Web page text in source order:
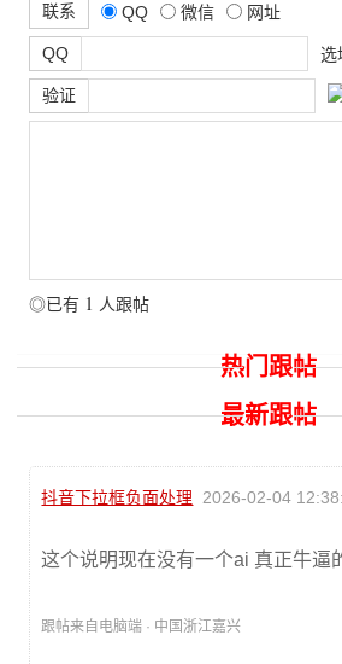
联系 QQ 微信 网址
QQ 选
验证
◎已有 1 人跟帖
热门跟帖
最新跟帖
抖音下拉框负面处理 2026-02-04
这个说明现在没有一个ai 真正牛逼
跟帖来自电脑端 · 中国浙江嘉兴